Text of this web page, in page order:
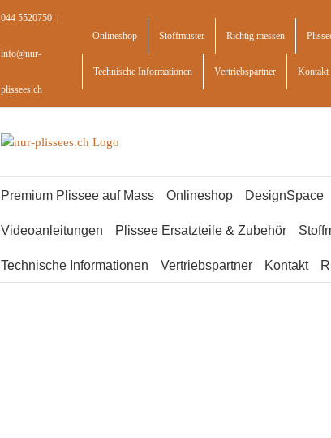
044 5520750
info@nur-
plissees.ch
Onlineshop Stoffmuster Richtig messen
Technische Informationen Vertriebspartner Kontakt
Premium Plissee auf Mass Onlineshop DesignSpace
Videoanleitungen Plissee Ersatzteile & Zubehör
Technische Informationen Vertriebspartner Kontakt